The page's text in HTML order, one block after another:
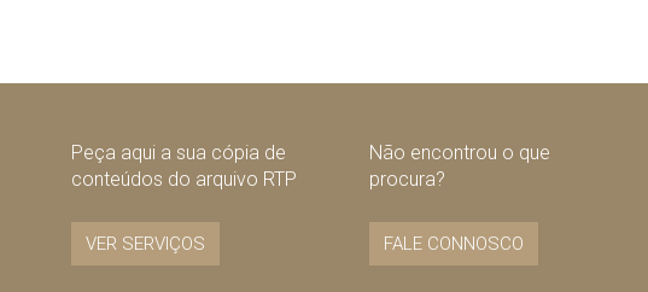
Peça aqui a sua cópia de
conteúdos do arquivo RTP
VER SERVIÇOS
Não encontrou o que
procura?
FALE CONNOSCO